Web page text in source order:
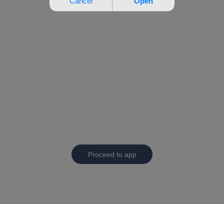
Proceed to app